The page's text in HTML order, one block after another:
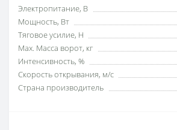
Электропитание, В
Мощность, Вт
Тяговое усилие, Н
Мах. Масса ворот, кг
Интенсивность, %
Скорость открывания, м/с
Страна производитель